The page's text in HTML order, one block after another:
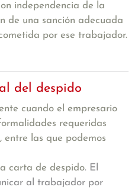
independencia de la
de una sanción adecuada
por ese trabajador.
del despido
cuando el empresario
requeridas
entre las que podemos
carta de despido. El
al trabajador por